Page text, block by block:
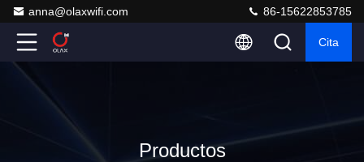
anna@olaxwifi.com 86-15622853785
Cita
Productos